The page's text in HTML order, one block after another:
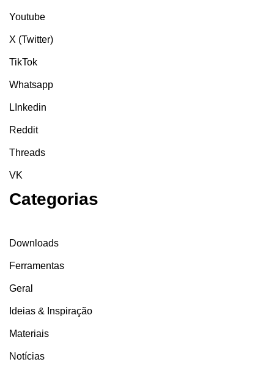
Youtube
X (Twitter)
TikTok
Whatsapp
LInkedin
Reddit
Threads
VK
Categorias
Downloads
Ferramentas
Geral
Ideias & Inspiração
Materiais
Notícias